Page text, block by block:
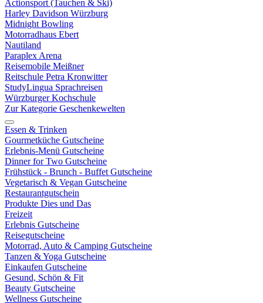
Actionsport (Tauchen & Ski)
Harley Davidson Würzburg
Midnight Bowling
Motorradhaus Ebert
Nautiland
Paraplex Arena
Reisemobile Meißner
Reitschule Petra Kronwitter
StudyLingua Sprachreisen
Würzburger Kochschule
Zur Kategorie Geschenkewelten
Essen & Trinken
Gourmetküche Gutscheine
Erlebnis-Menü Gutscheine
Dinner for Two Gutscheine
Frühstück - Brunch - Buffet Gutscheine
Vegetarisch & Vegan Gutscheine
Restaurantgutschein
Produkte Dies und Das
Freizeit
Erlebnis Gutscheine
Reisegutscheine
Motorrad, Auto & Camping Gutscheine
Tanzen & Yoga Gutscheine
Einkaufen Gutscheine
Gesund, Schön & Fit
Beauty Gutscheine
Wellness Gutscheine